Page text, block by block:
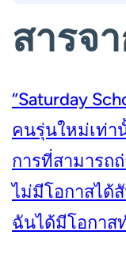
สารจ
“Saturday
คนรุ่นใหม่เท่า
การที่สามารถ
ไม่มีโอกาสได้
ฉันได้มีโอกาส